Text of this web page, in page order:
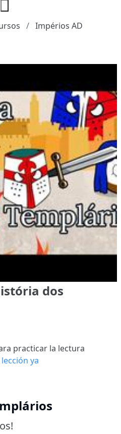
Impérios AD
dos
practicar la lectura
ya